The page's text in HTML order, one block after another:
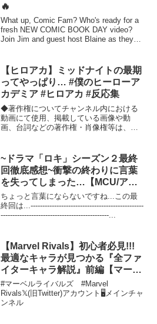
🔥
What up, Comic Fam? Who's ready for a
fresh NEW COMIC BOOK DAY video?
Join Jim and guest host Blaine as they
【ヒロアカ】ミッドナイトの最期
ってやっぱり… #僕のヒーローア
カデミア #ヒロアカ #反応集
◆著作権についてチャンネル内における
動画にて使用、掲載している画像や動
画、台詞などの著作権・肖像権等は、各
者様本人からご指摘いただけますと幸い
です。◆引用©堀越耕平 (...
~ドラマ「ロキ」シーズン２最終
回徹底感想~衝撃の終わりに言葉
を失ってしまった…【MCU/アメ
コミ/マーベル/アベンジャーズ/ア
イアンマン】
ちょっと言葉にならないですね...この最
終回は...------------------------------------------------
----------------------------------------------...
【Marvel Rivals】初心者必見!!!
最適なキャラが見つかる『全ファ
イターキャラ解説』前編【マーベ
ルライバルズ】【PS4:PS5】
【PC】【白金レオ】
#マーベルライバルズ #Marvel
Rivals𝕏(旧Twitter)アカウント🖥️メインチャ
ンネル